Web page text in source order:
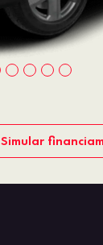
Simular